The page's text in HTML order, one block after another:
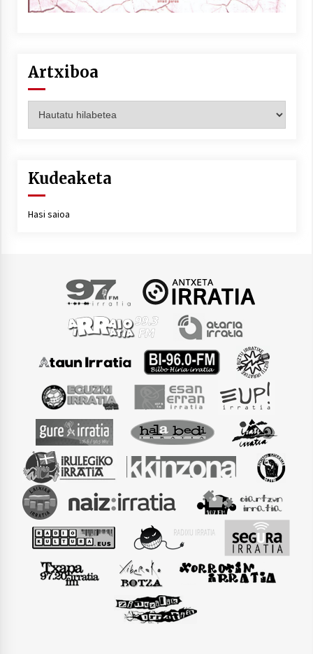
Artxiboa
Kudeaketa
Hasi saioa